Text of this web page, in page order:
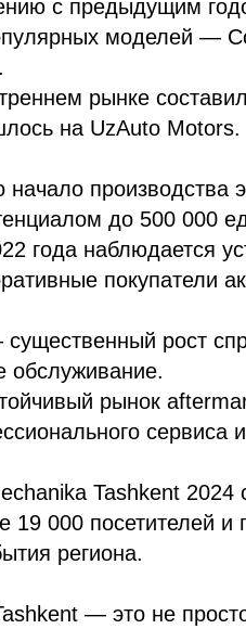
с предыдущим
моделей —
рынке
на UzAuto Motors.
производства
до 500 000
года наблюдается
покупатели
рост
обслуживание.
рынок
сервиса
Tashkent 2024
19 000 посетителей и
региона.
— это не